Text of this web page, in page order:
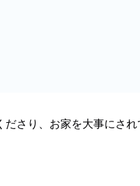
さり、お家を大事にされ